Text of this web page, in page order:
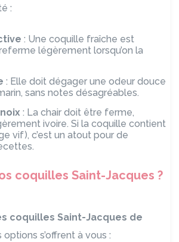
:
: Une coquille fraîche est
légèrement lorsqu’on la
: Elle doit dégager une odeur douce
sans notes désagréables.
: La chair doit être ferme,
ivoire. Si la coquille contient
vif), c’est un atout pour de
coquilles Saint-Jacques ?
coquilles Saint-Jacques de
options s’offrent à vous :